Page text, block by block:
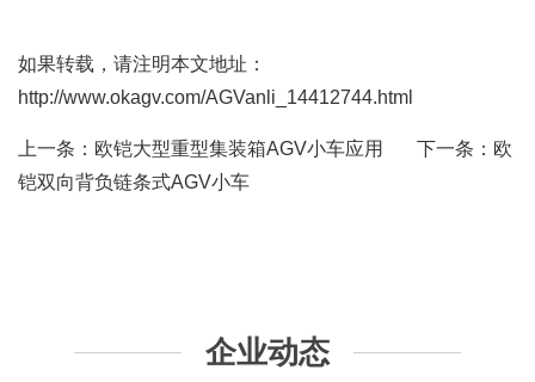
如果转载，请注明本文地址：
http://www.okagv.com/AGVanli_14412744.html
上一条： 欧铠大型重型集装箱AGV小车应用 下一条： 欧
铠双向背负链条式AGV小车
企业动态